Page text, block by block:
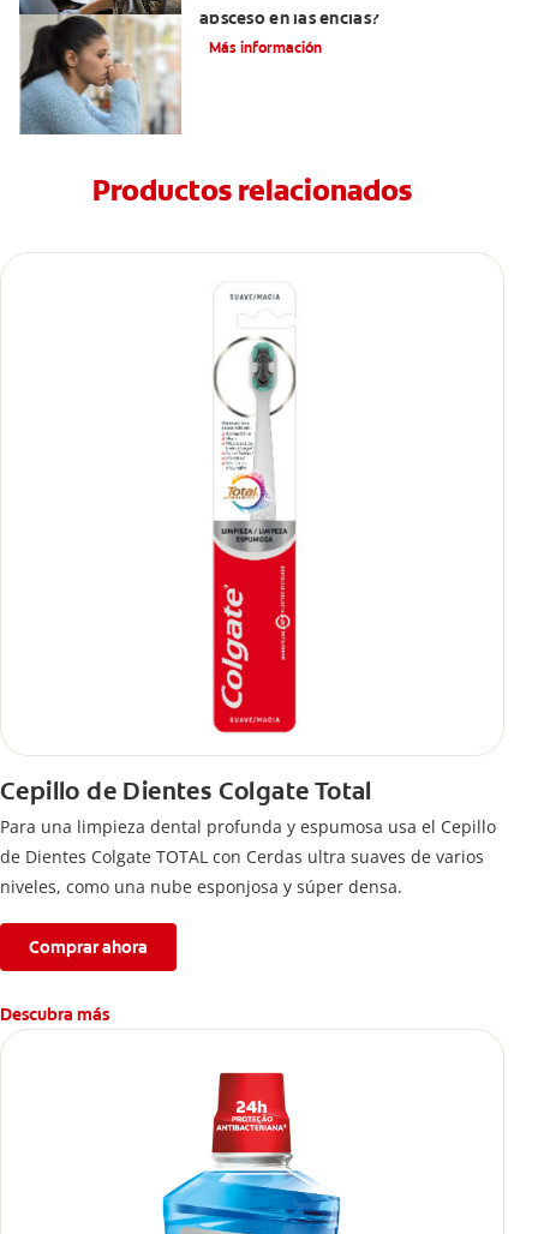
absceso en las encías?
Más información
Productos relacionados
Cepillo de Dientes Colgate Total
Para una limpieza dental profunda y espumosa usa el Cepillo
de Dientes Colgate TOTAL con Cerdas ultra suaves de varios
niveles, como una nube esponjosa y súper densa.
Comprar ahora
Descubra más